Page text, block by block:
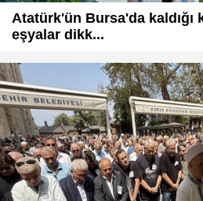
Atatürk'ün Bursa'da kaldığı
eşyalar dikk...